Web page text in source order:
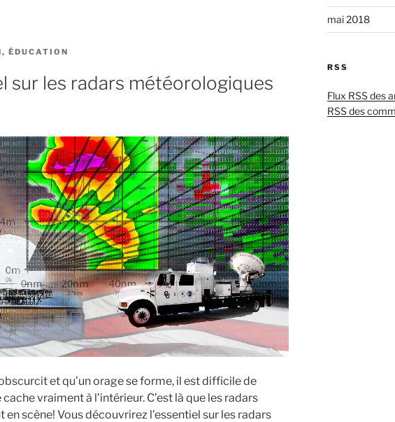
, ÉDUCATION
sur les radars météorologiques
et qu’un orage se forme, il est difficile de
vraiment à l’intérieur. C’est là que les radars
en scène! Vous découvrirez l’essentiel sur les radars
mai 2018
RSS
Flux RSS des
RSS des